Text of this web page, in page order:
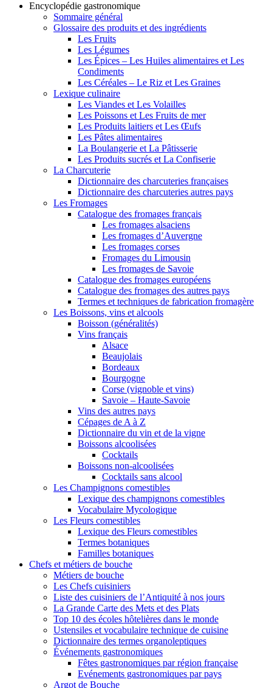
Encyclopédie gastronomique
Sommaire général
Glossaire des produits et des ingrédients
Les Fruits
Les Légumes
Les Épices – Les Huiles alimentaires et Les
Condiments
Les Céréales – Le Riz et Les Graines
Lexique culinaire
Les Viandes et Les Volailles
Les Poissons et Les Fruits de mer
Les Produits laitiers et Les Œufs
Les Pâtes alimentaires
La Boulangerie et La Pâtisserie
Les Produits sucrés et La Confiserie
La Charcuterie
Dictionnaire des charcuteries françaises
Dictionnaire des charcuteries autres pays
Les Fromages
Catalogue des fromages français
Les fromages alsaciens
Les fromages d’Auvergne
Les fromages corses
Fromages du Limousin
Les fromages de Savoie
Catalogue des fromages européens
Catalogue des fromages des autres pays
Termes et techniques de fabrication fromagère
Les Boissons, vins et alcools
Boisson (généralités)
Vins français
Alsace
Beaujolais
Bordeaux
Bourgogne
Corse (vignoble et vins)
Savoie – Haute-Savoie
Vins des autres pays
Cépages de A à Z
Dictionnaire du vin et de la vigne
Boissons alcoolisées
Cocktails
Boissons non-alcoolisées
Cocktails sans alcool
Les Champignons comestibles
Lexique des champignons comestibles
Vocabulaire Mycologique
Les Fleurs comestibles
Lexique des Fleurs comestibles
Termes botaniques
Familles botaniques
Chefs et métiers de bouche
Métiers de bouche
Les Chefs cuisiniers
Liste des cuisiniers de l’Antiquité à nos jours
La Grande Carte des Mets et des Plats
Top 10 des écoles hôtelières dans le monde
Ustensiles et vocabulaire technique de cuisine
Dictionnaire des termes organoleptiques
Événements gastronomiques
Fêtes gastronomiques par région française
Evénements gastronomiques par pays
Argot de Bouche